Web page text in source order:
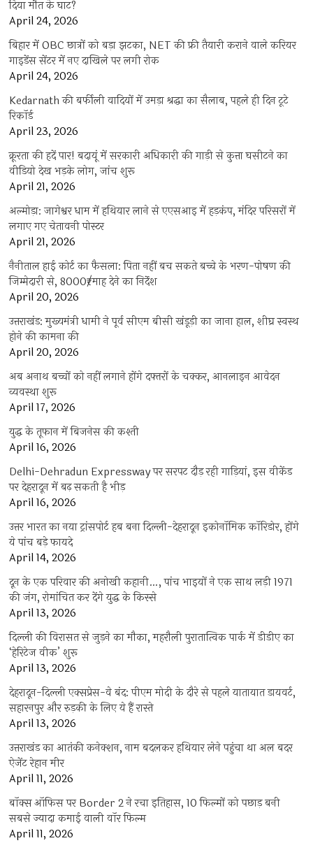
दिया मौत के घाट?
April 24, 2026
बिहार में OBC छात्रों को बड़ा झटका, NET की फ्री तैयारी कराने वाले करियर
गाइडेंस सेंटर में नए दाखिले पर लगी रोक
April 24, 2026
Kedarnath की बर्फीली वादियों में उमड़ा श्रद्धा का सैलाब, पहले ही दिन टूटे
रिकॉर्ड
April 23, 2026
क्रूरता की हदें पार! बदायूं में सरकारी अधिकारी की गाड़ी से कुत्ता घसीटने का
वीडियो देख भड़के लोग, जांच शुरू
April 21, 2026
अल्मोड़ा: जागेश्वर धाम में हथियार लाने से एएसआइ में हड़कंप, मंदिर परिसरों में
लगाए गए चेतावनी पोस्टर
April 21, 2026
नैनीताल हाई कोर्ट का फैसला: पिता नहीं बच सकते बच्चे के भरण-पोषण की
जिम्मेदारी से, 8000₹/माह देने का निर्देश
April 20, 2026
उत्तराखंड: मुख्यमंत्री धामी ने पूर्व सीएम बीसी खंडूड़ी का जाना हाल, शीघ्र स्वस्थ
होने की कामना की
April 20, 2026
अब अनाथ बच्चों को नहीं लगाने होंगे दफ्तरों के चक्कर, आनलाइन आवेदन
व्यवस्था शुरू
April 17, 2026
युद्ध के तूफान में बिजनेस की कश्ती
April 16, 2026
Delhi-Dehradun Expressway पर सरपट दौड़ रही गाड़ियां, इस वीकेंड
पर देहरादून में बढ़ सकती है भीड़
April 16, 2026
उत्तर भारत का नया ट्रांसपोर्ट हब बना दिल्ली-देहरादून इकोनॉमिक कॉरिडोर, होंगे
ये पांच बड़े फायदे
April 14, 2026
दून के एक परिवार की अनोखी कहानी…, पांच भाइयों ने एक साथ लड़ी 1971
की जंग, रोमांचित कर देंगे युद्ध के किस्से
April 13, 2026
दिल्ली की विरासत से जुड़ने का मौका, महरौली पुरातात्विक पार्क में डीडीए का
‘हेरिटेज वीक’ शुरू
April 13, 2026
देहरादून-दिल्ली एक्सप्रेस-वे बंद: पीएम मोदी के दौरे से पहले यातायात डायवर्ट,
सहारनपुर और रुड़की के लिए ये हैं रास्ते
April 13, 2026
उत्तराखंड का आतंकी कनेक्शन, नाम बदलकर हथियार लेने पहुंचा था अल बदर
ऐजेंट रेहान मीर
April 11, 2026
बॉक्स ऑफिस पर Border 2 ने रचा इतिहास, 10 फिल्मों को पछाड़ बनी
सबसे ज्यादा कमाई वाली वॉर फिल्म
April 11, 2026